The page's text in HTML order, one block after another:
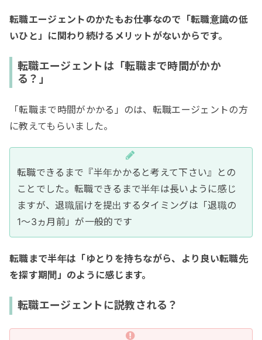
転職エージェントのかたもお仕事なので「転職意識の低
いひと」に関わり続けるメリットがないからです。
転職エージェントは「転職まで時間がかか
る？」
「転職まで時間がかかる」のは、転職エージェントの方
に教えてもらいました。
転職できるまで『半年かかると考えて下さい』との
ことでした。転職できるまで半年は長いように感じ
ますが、退職届けを提出するタイミングは「退職の
1〜3ヵ月前」が一般的です
転職まで半年は「ゆとりを持ちながら、より良い転職先
を探す期間」のように感じます。
転職エージェントに説教される？